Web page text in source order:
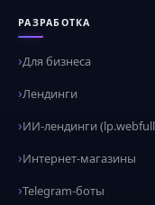
РАЗРАБОТКА
Для бизнеса
Лендинги
ИИ-лендинги
Интернет-магазины
Telegram-боты